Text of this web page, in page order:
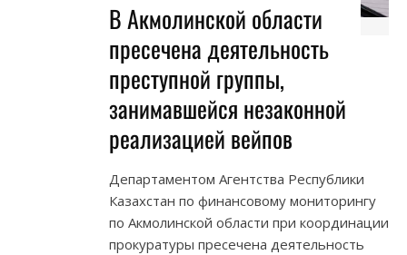
В Акмолинской области
пресечена деятельность
преступной группы,
занимавшейся незаконной
реализацией вейпов
Департаментом Агентства Республики
Казахстан по финансовому мониторингу
по Акмолинской области при координации
прокуратуры пресечена деятельность